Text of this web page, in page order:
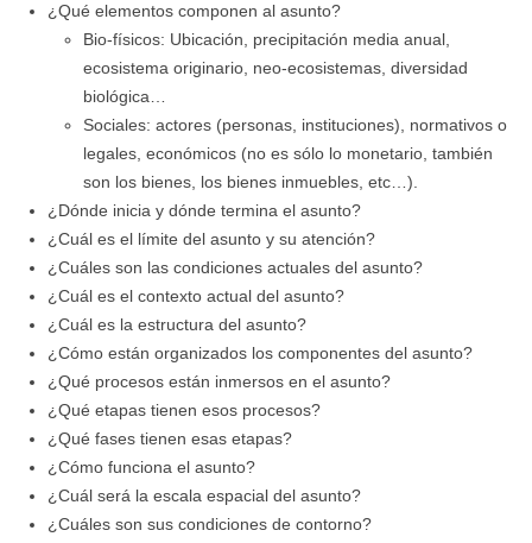
¿Qué elementos componen al asunto?
Bio-físicos: Ubicación, precipitación media anual,
ecosistema originario, neo-ecosistemas, diversidad
biológica…
Sociales: actores (personas, instituciones), normativos o
legales, económicos (no es sólo lo monetario, también
son los bienes, los bienes inmuebles, etc…).
¿Dónde inicia y dónde termina el asunto?
¿Cuál es el límite del asunto y su atención?
¿Cuáles son las condiciones actuales del asunto?
¿Cuál es el contexto actual del asunto?
¿Cuál es la estructura del asunto?
¿Cómo están organizados los componentes del asunto?
¿Qué procesos están inmersos en el asunto?
¿Qué etapas tienen esos procesos?
¿Qué fases tienen esas etapas?
¿Cómo funciona el asunto?
¿Cuál será la escala espacial del asunto?
¿Cuáles son sus condiciones de contorno?